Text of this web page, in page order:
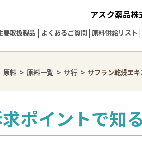
アスク薬品株
要取扱製品 よくあるご質問 原料供給リスト
原料 原料一覧 サ行 サフラン乾燥エキ
ポイントで知る